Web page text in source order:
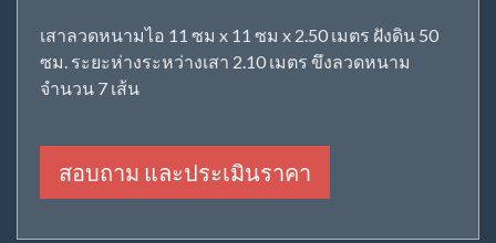
เสาลวดหนามไอ 11 ซม x 11 ซม x 2.50 เมตร ฝังดิน 50
ซม. ระยะห่างระหว่างเสา 2.10 เมตร ขึงลวดหนาม
จำนวน 7 เส้น
สอบถาม และประเมินราคา